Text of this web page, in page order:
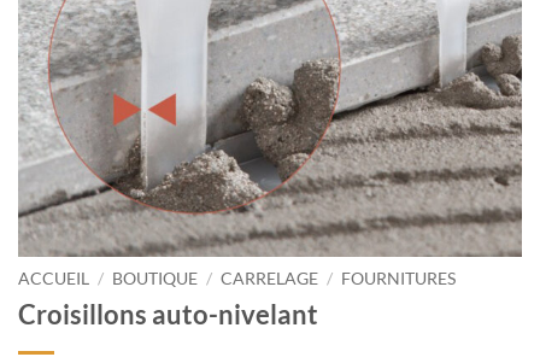
ACCUEIL / BOUTIQUE / CARRELAGE / FOURNITURES
Croisillons auto-nivelant